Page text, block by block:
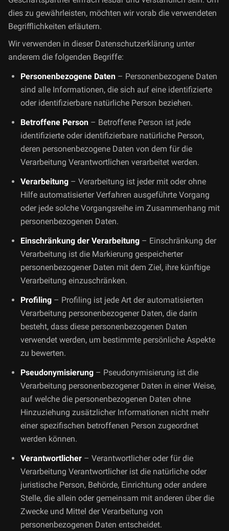
dies zu gewährleisten, möchten wir vorab die verwendeten
Begrifflichkeiten erläutern.
Wir verwenden in dieser Datenschutzerklärung unter
anderem die folgenden Begriffe:
Personenbezogene Daten – Personenbezogene Daten
sind alle Informationen, die sich auf eine identifizierte
oder identifizierbare natürliche Person beziehen.
Betroffene Person – Betroffene Person ist jede
identifizierte oder identifizierbare natürliche Person,
deren personenbezogene Daten von dem für die
Verarbeitung Verantwortlichen verarbeitet werden.
Verarbeitung – Verarbeitung ist jeder mit oder ohne
Hilfe automatisierter Verfahren ausgeführte Vorgang
oder jede solche Vorgangsreihe im Zusammenhang mit
personenbezogenen Daten.
Einschränkung der Verarbeitung – Einschränkung der
Verarbeitung ist die Markierung gespeicherter
personenbezogener Daten mit dem Ziel, ihre künftige
Verarbeitung einzuschränken.
Profiling – Profiling ist jede Art der automatisierten
Verarbeitung personenbezogener Daten, die darin
besteht, dass diese personenbezogenen Daten
verwendet werden, um bestimmte persönliche Aspekte
zu bewerten.
Pseudonymisierung – Pseudonymisierung ist die
Verarbeitung personenbezogener Daten in einer Weise,
auf welche die personenbezogenen Daten ohne
Hinzuziehung zusätzlicher Informationen nicht mehr
einer spezifischen betroffenen Person zugeordnet
werden können.
Verantwortlicher – Verantwortlicher oder für die
Verarbeitung Verantwortlicher ist die natürliche oder
juristische Person, Behörde, Einrichtung oder andere
Stelle, die allein oder gemeinsam mit anderen über die
Zwecke und Mittel der Verarbeitung von
personenbezogenen Daten entscheidet.